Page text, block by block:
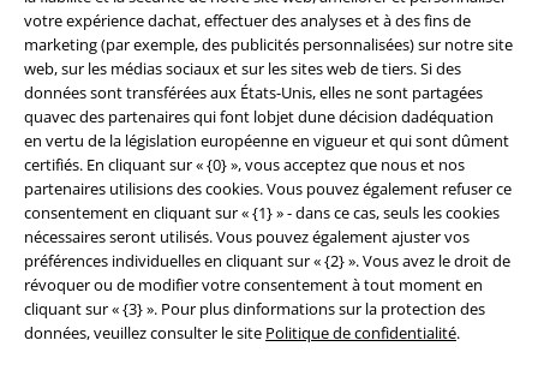
votre expérience dachat, effectuer des analyses et à des fins de
marketing (par exemple, des publicités personnalisées) sur notre site
web, sur les médias sociaux et sur les sites web de tiers. Si des
données sont transférées aux États-Unis, elles ne sont partagées
quavec des partenaires qui font lobjet dune décision dadéquation
en vertu de la législation européenne en vigueur et qui sont dûment
certifiés. En cliquant sur « {0} », vous acceptez que nous et nos
partenaires utilisions des cookies. Vous pouvez également refuser ce
consentement en cliquant sur « {1} » - dans ce cas, seuls les cookies
nécessaires seront utilisés. Vous pouvez également ajuster vos
préférences individuelles en cliquant sur « {2} ». Vous avez le droit de
révoquer ou de modifier votre consentement à tout moment en
cliquant sur « {3} ». Pour plus dinformations sur la protection des
données, veuillez consulter le site Politique de confidentialité.
Sécurité